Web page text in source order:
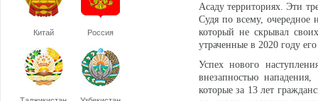
Китай Россия
Асаду территориях. Эти
Судя по всему, очередное
который не скрывал
утраченные в 2020 году
Успех нового
внезапностью
которые за 13 лет